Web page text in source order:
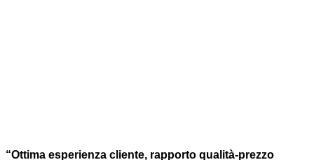
“Ottima esperienza cliente, rapporto qualità-prezzo